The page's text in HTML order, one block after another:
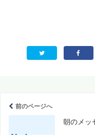
前のページへ
朝のメッ